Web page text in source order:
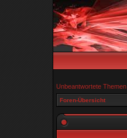
Unbeantwortete Themen
Foren-Übersicht